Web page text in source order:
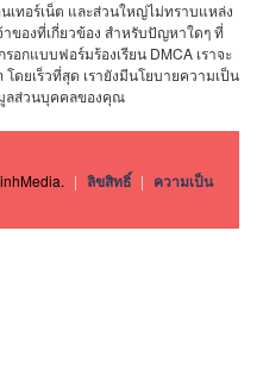
เทอร์เน็ต และส่วนใหญ่ไม่ทราบแหล่ง
ของที่เกี่ยวข้อง สำหรับปัญหาใดๆ ที่
อกแบบฟอร์มร้องเรียน DMCA เราจะ
ดยเร็วที่สุด เรายังมีนโยบายความเป็น
ลส่วนบุคคลของคุณ
| ลิขสิทธิ์ | ความเป็น